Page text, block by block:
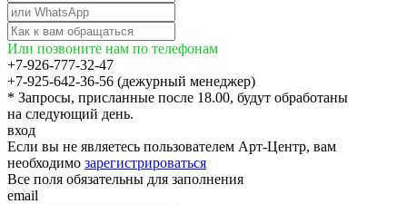
Или позвоните нам по телефонам
+7-926-777-32-47
+7-925-642-36-56 (дежурный менеджер)
* Запросы, присланные после 18.00, будут обработаны
на следующий день.
вход
Если вы не являетесь пользователем Арт-Центр, вам
необходимо зарегистрироваться
Все поля обязательны для заполнения
email